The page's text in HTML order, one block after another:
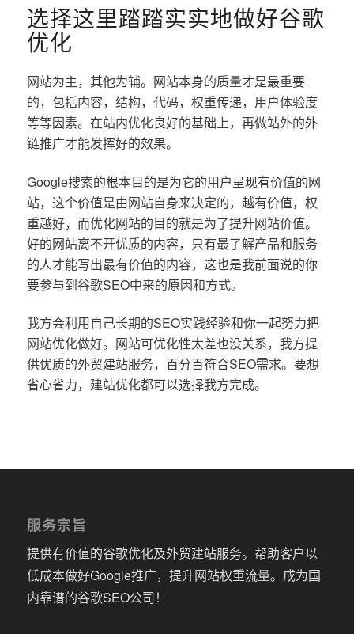
选择这里踏踏实实地做好谷歌
优化
网站为主，其他为辅。网站本身的质量才是最重要
的，包括内容，结构，代码，权重传递，用户体验度
等等因素。在站内优化良好的基础上，再做站外的外
链推广才能发挥好的效果。
Google搜索的根本目的是为它的用户呈现有价值的网
站，这个价值是由网站自身来决定的，越有价值，权
重越好，而优化网站的目的就是为了提升网站价值。
好的网站离不开优质的内容，只有最了解产品和服务
的人才能写出最有价值的内容，这也是我前面说的你
要参与到谷歌SEO中来的原因和方式。
我方会利用自己长期的SEO实践经验和你一起努力把
网站优化做好。网站可优化性太差也没关系，我方提
供优质的外贸建站服务，百分百符合SEO需求。要想
省心省力，建站优化都可以选择我方完成。
服务宗旨
提供有价值的谷歌优化及外贸建站服务。帮助客户以
低成本做好Google推广，提升网站权重流量。成为国
内靠谱的谷歌SEO公司！